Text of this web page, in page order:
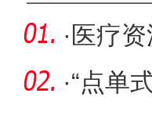
· 医疗
·“点单